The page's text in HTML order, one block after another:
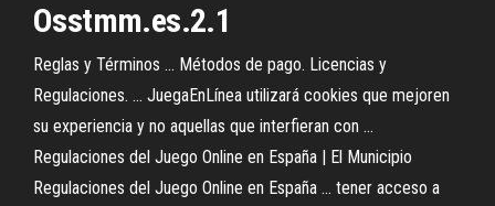
Osstmm.es.2.1
Reglas y Términos ... Métodos de pago. Licencias y
Regulaciones. ... JuegaEnLínea utilizará cookies que mejoren
su experiencia y no aquellas que interfieran con ...
Regulaciones del Juego Online en España | El Municipio
Regulaciones del Juego Online en España ... tener acceso a